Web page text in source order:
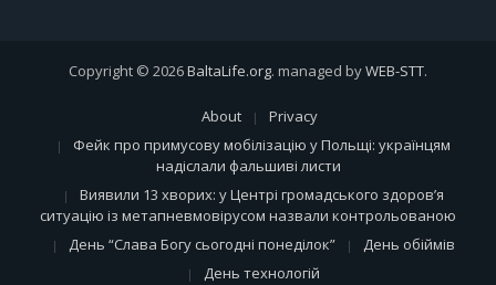
Copyright © 2026BaltaLife.org. managed byWEB-STT.
About
Privacy
Фейк про примусову мобілізацію у Польщі: українцям
надіслали фальшиві листи
Виявили 13 хворих: у Центрі громадського здоров’я
ситуацію із метапневмовірусом назвали контрольованою
День “Слава Богу сьогодні понеділок”
День обіймів
День технологій